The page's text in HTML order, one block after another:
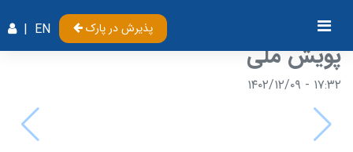
EN
| پذیرش در پارک
پویش ملی
۱۷:۳۲ - ۱۴۰۲/۱۲/۰۹